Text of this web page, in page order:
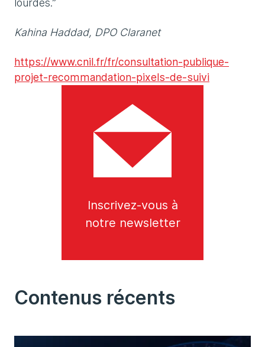
lourdes.”
Kahina Haddad, DPO Claranet
https://www.cnil.fr/fr/consultation-publique-
projet-recommandation-pixels-de-suivi
Inscrivez-vous à
notre newsletter
Contenus récents